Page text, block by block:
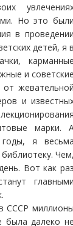
Но это
в
детей, я
и
и
марки.
я
Вот как
СССР
была далеко